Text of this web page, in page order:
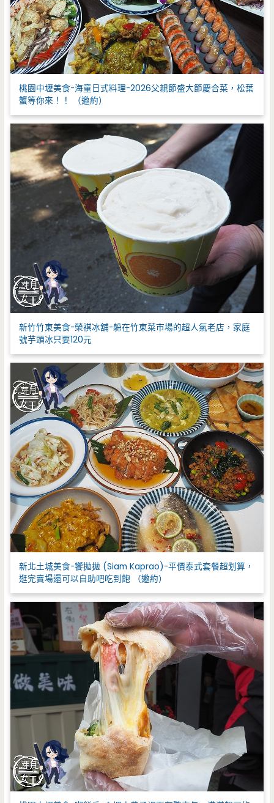
桃園中壢美食-海童日式料理-2026父親節盛大節慶合菜，松葉
蟹等你來！！ （邀約）
新竹竹東美食-榮祺冰舖-躲在竹東菜市場的超人氣老店，家庭
號芋頭冰只要120元
新北土城美食-饗拋拋 (Siam Kaprao)-平價泰式套餐超划算，
逛完賣場還可以自助吧吃到飽 （邀約）